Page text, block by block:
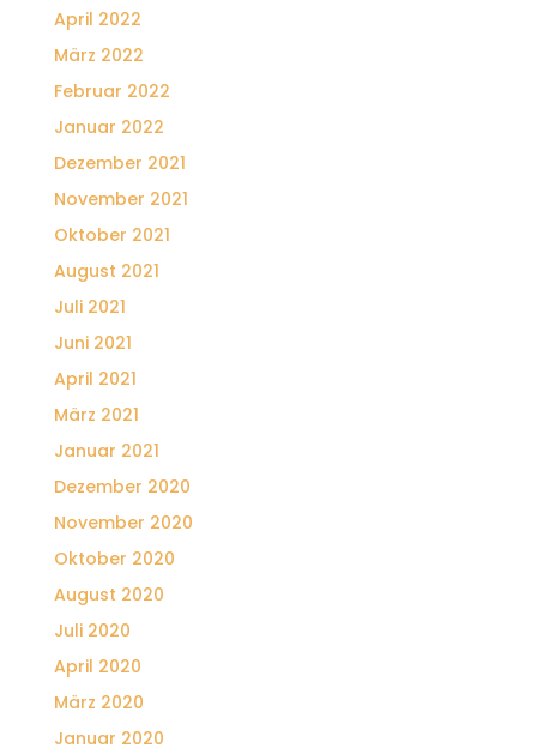
April 2022
März 2022
Februar 2022
Januar 2022
Dezember 2021
November 2021
Oktober 2021
August 2021
Juli 2021
Juni 2021
April 2021
März 2021
Januar 2021
Dezember 2020
November 2020
Oktober 2020
August 2020
Juli 2020
April 2020
März 2020
Januar 2020